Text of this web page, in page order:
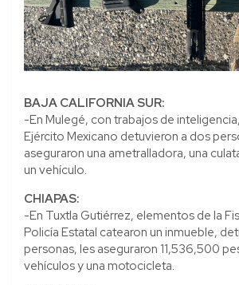
BAJA CALIFORNIA SUR:
-En Mulegé, con trabajos de
Ejército Mexicano detuvieron a dos
aseguraron una ametralladora, una
un vehículo.
CHIAPAS:
-En Tuxtla Gutiérrez, elementos de la
Policía Estatal catearon un inmueble,
personas, les aseguraron 11,536,500
vehículos y una motocicleta.